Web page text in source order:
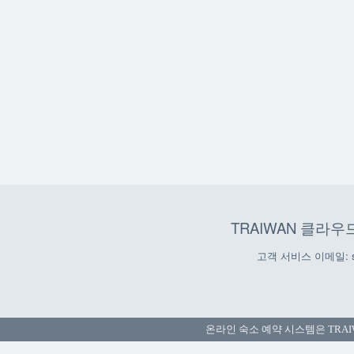
TRAIWAN 클라우
고객 서비스 이메일:
온라인 숙소 예약 시스템은